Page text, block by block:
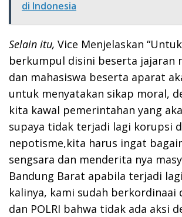
di Indonesia
Selain itu, Vice Menjelaskan
berkumpul disini beserta jajaran
dan mahasiswa beserta aparat
untuk menyatakan sikap moral,
kita kawal pemerintahan yang
supaya tidak terjadi lagi korupsi
nepotisme,kita harus ingat
sengsara dan menderita nya
Bandung Barat apabila terjadi
kalinya, kami sudah berkordinaai
dan POLRI bahwa tidak ada aksi